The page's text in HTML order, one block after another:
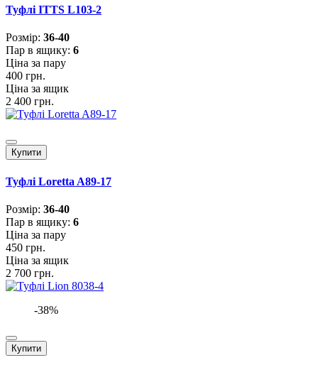
Туфлі ITTS L103-2
Розмiр: 36-40
Пар в ящику: 6
Ціна за пару
400 грн.
Ціна за ящик
2 400 грн.
Купити
Туфлі Loretta A89-17
Розмiр: 36-40
Пар в ящику: 6
Ціна за пару
450 грн.
Ціна за ящик
2 700 грн.
-38%
Купити